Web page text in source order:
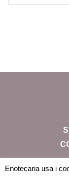
Enotecaria usa i